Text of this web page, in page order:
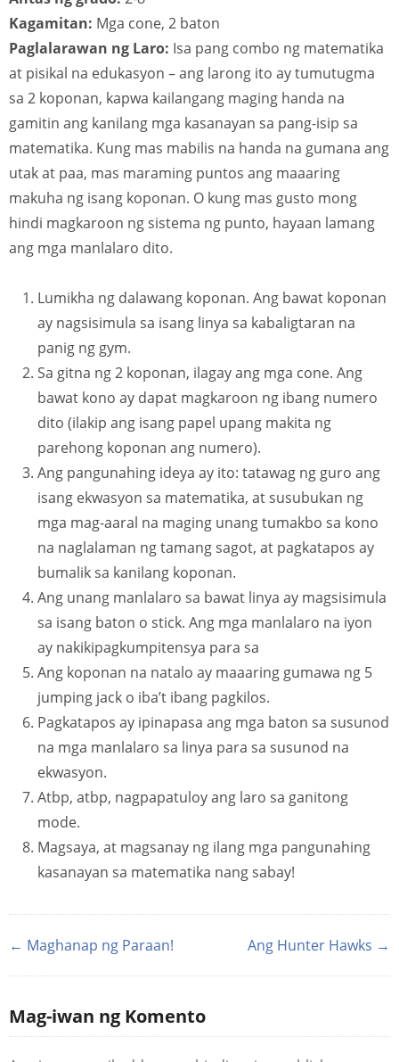
Kagamitan: Mga cone, 2 baton
Paglalarawan ng Laro: Isa pang combo ng matematika
at pisikal na edukasyon – ang larong ito ay tumutugma
sa 2 koponan, kapwa kailangang maging handa na
gamitin ang kanilang mga kasanayan sa pang-isip sa
matematika. Kung mas mabilis na handa na gumana ang
utak at paa, mas maraming puntos ang maaaring
makuha ng isang koponan. O kung mas gusto mong
hindi magkaroon ng sistema ng punto, hayaan lamang
ang mga manlalaro dito.
Lumikha ng dalawang koponan. Ang bawat koponan
ay nagsisimula sa isang linya sa kabaligtaran na
panig ng gym.
Sa gitna ng 2 koponan, ilagay ang mga cone. Ang
bawat kono ay dapat magkaroon ng ibang numero
dito (ilakip ang isang papel upang makita ng
parehong koponan ang numero).
Ang pangunahing ideya ay ito: tatawag ng guro ang
isang ekwasyon sa matematika, at susubukan ng
mga mag-aaral na maging unang tumakbo sa kono
na naglalaman ng tamang sagot, at pagkatapos ay
bumalik sa kanilang koponan.
Ang unang manlalaro sa bawat linya ay magsisimula
sa isang baton o stick. Ang mga manlalaro na iyon
ay nakikipagkumpitensya para sa
Ang koponan na natalo ay maaaring gumawa ng 5
jumping jack o iba’t ibang pagkilos.
Pagkatapos ay ipinapasa ang mga baton sa susunod
na mga manlalaro sa linya para sa susunod na
ekwasyon.
Atbp, atbp, nagpapatuloy ang laro sa ganitong
mode.
Magsaya, at magsanay ng ilang mga pangunahing
kasanayan sa matematika nang sabay!
← Maghanap ng Paraan! Ang Hunter Hawks →
Mag-iwan ng Komento